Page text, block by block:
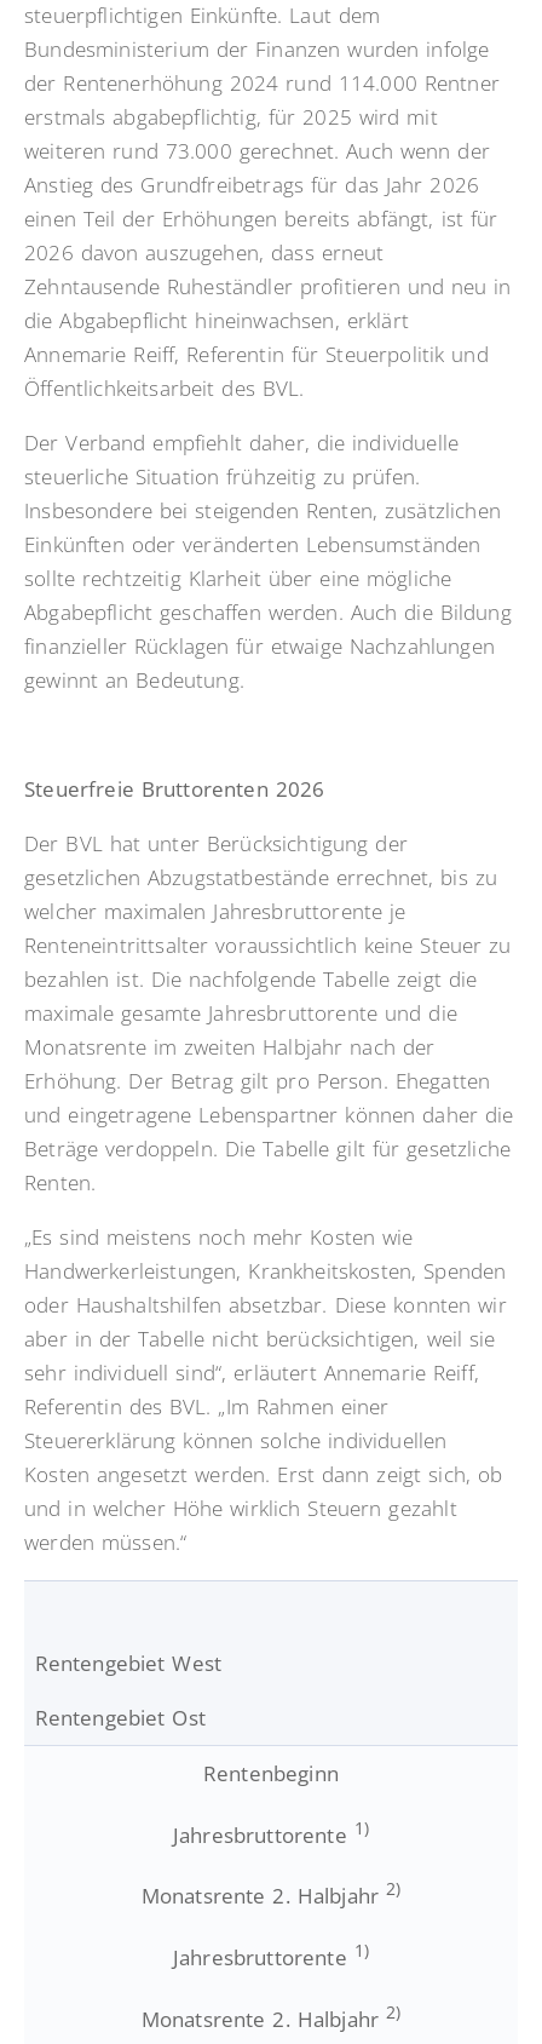
steuerpflichtigen Einkünfte. Laut dem
Bundesministerium der Finanzen wurden infolge
der Rentenerhöhung 2024 rund 114.000 Rentner
erstmals abgabepflichtig, für 2025 wird mit
weiteren rund 73.000 gerechnet. Auch wenn der
Anstieg des Grundfreibetrags für das Jahr 2026
einen Teil der Erhöhungen bereits abfängt, ist für
2026 davon auszugehen, dass erneut
Zehntausende Ruheständler profitieren und neu in
die Abgabepflicht hineinwachsen, erklärt
Annemarie Reiff, Referentin für Steuerpolitik und
Öffentlichkeitsarbeit des BVL.
Der Verband empfiehlt daher, die individuelle
steuerliche Situation frühzeitig zu prüfen.
Insbesondere bei steigenden Renten, zusätzlichen
Einkünften oder veränderten Lebensumständen
sollte rechtzeitig Klarheit über eine mögliche
Abgabepflicht geschaffen werden. Auch die Bildung
finanzieller Rücklagen für etwaige Nachzahlungen
gewinnt an Bedeutung.
Steuerfreie Bruttorenten 2026
Der BVL hat unter Berücksichtigung der
gesetzlichen Abzugstatbestände errechnet, bis zu
welcher maximalen Jahresbruttorente je
Renteneintrittsalter voraussichtlich keine Steuer zu
bezahlen ist. Die nachfolgende Tabelle zeigt die
maximale gesamte Jahresbruttorente und die
Monatsrente im zweiten Halbjahr nach der
Erhöhung. Der Betrag gilt pro Person. Ehegatten
und eingetragene Lebenspartner können daher die
Beträge verdoppeln. Die Tabelle gilt für gesetzliche
Renten.
„Es sind meistens noch mehr Kosten wie
Handwerkerleistungen, Krankheitskosten, Spenden
oder Haushaltshilfen absetzbar. Diese konnten wir
aber in der Tabelle nicht berücksichtigen, weil sie
sehr individuell sind“, erläutert Annemarie Reiff,
Referentin des BVL. „Im Rahmen einer
Steuererklärung können solche individuellen
Kosten angesetzt werden. Erst dann zeigt sich, ob
und in welcher Höhe wirklich Steuern gezahlt
werden müssen.“
Rentengebiet West
Rentengebiet Ost
Rentenbeginn
Jahresbruttorente 1)
Monatsrente 2. Halbjahr 2)
Jahresbruttorente 1)
Monatsrente 2. Halbjahr 2)